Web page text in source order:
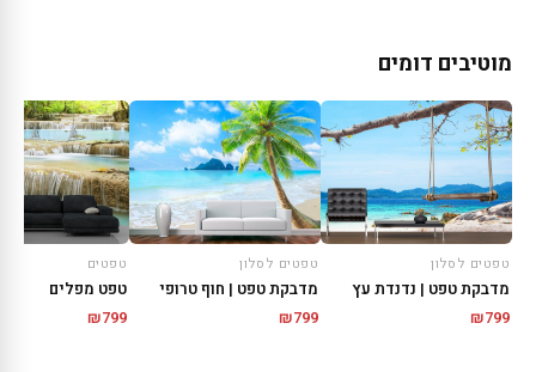
מוטיבים דומים
טפטים לסלון
מדבקת טפט | נדנדת עץ
₪799
טפטים לסלון
מדבקת טפט | חוף טרופי
₪799
טפטים
טפט מפלים
₪799